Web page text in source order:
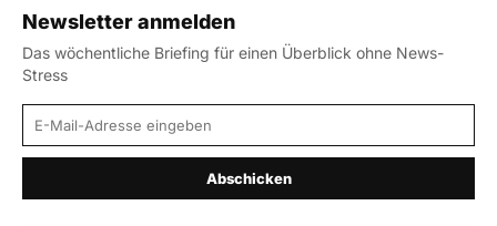
Newsletter anmelden
Das wöchentliche Briefing für einen Überblick ohne News-
Stress
E-Mail-Adresse
Abschicken